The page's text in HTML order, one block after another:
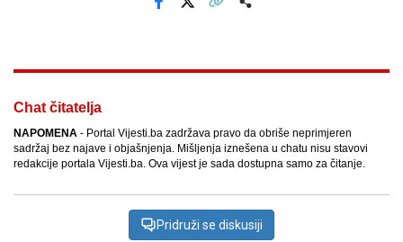
Chat čitatelja
NAPOMENA - Portal Vijesti.ba zadržava pravo da obriše neprimjeren
sadržaj bez najave i objašnjenja. Mišljenja iznešena u chatu nisu stavovi
redakcije portala Vijesti.ba. Ova vijest je sada dostupna samo za čitanje.
Pridruži se diskusiji